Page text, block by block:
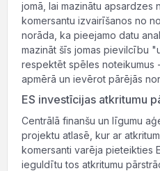
jomā, lai mazinātu apsardzes
komersantu izvairīšanos no
norāda, ka pieejamo datu
mazināt šīs jomas pievilcību
respektēt spēles noteikumus
apmērā un ievērot pārējās
ES investīcijas atkritumu
Centrālā finanšu un līgumu
projektu atlasē, kur ar
komersanti varēja pieteikties
ieguldītu tos atkritumu